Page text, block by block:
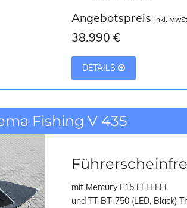
Angebotspreis inkl.
38.990 €
DETAILS
Fishing V 435
mit Mercury F15 ELH EFI
und TT-BT-750 (LED, Black)